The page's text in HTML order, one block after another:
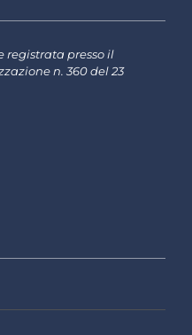
registrata presso il
n. 360 del 23